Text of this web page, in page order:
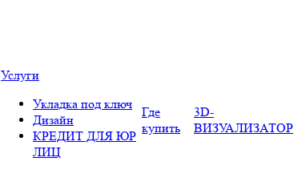
Услуги
Укладка под ключ
Дизайн
КРЕДИТ ДЛЯ ЮР
ЛИЦ
Где
купить
3D-
ВИЗУАЛИЗАТОР